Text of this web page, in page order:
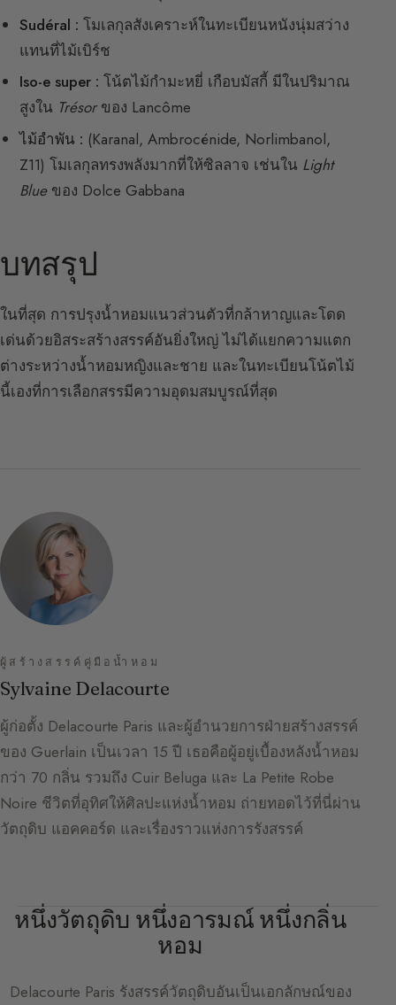
Sudéral : โมเลกุลสังเคราะห์ในทะเบียนหนังนุ่มสว่าง
แทนที่ไม้เบิร์ช
Iso-e super : โน้ตไม้กำมะหยี่ เกือบมัสกี้ มีในปริมาณ
สูงใน Trésorของ Lancôme
ไม้อำพัน : (Karanal, Ambrocénide, Norlimbanol,
Z11) โมเลกุลทรงพลังมากที่ให้ซิลลาจ เช่นใน Light
Blueของ Dolce Gabbana
บทสรุป
ในที่สุด การปรุงน้ำหอมแนวส่วนตัวที่กล้าหาญและโดด
เด่นด้วยอิสระสร้างสรรค์อันยิ่งใหญ่ ไม่ได้แยกความแตก
ต่างระหว่างน้ำหอมหญิงและชาย และในทะเบียนโน้ตไม้
นี้เองที่การเลือกสรรมีความอุดมสมบูรณ์ที่สุด
ผู้สร้างสรรค์คู่มือน้ำหอม
Sylvaine Delacourte
ผู้ก่อตั้ง Delacourte Paris และผู้อำนวยการฝ่ายสร้างสรรค์
ของ Guerlain เป็นเวลา 15 ปี เธอคือผู้อยู่เบื้องหลังน้ำหอม
กว่า 70 กลิ่น รวมถึง Cuir Beluga และ La Petite Robe
Noire ชีวิตที่อุทิศให้ศิลปะแห่งน้ำหอม ถ่ายทอดไว้ที่นี่ผ่าน
วัตถุดิบ แอคคอร์ด และเรื่องราวแห่งการรังสรรค์
หนึ่งวัตถุดิบ หนึ่งอารมณ์ หนึ่งกลิ่น
หอม
Delacourte Paris รังสรรค์วัตถุดิบอันเป็นเอกลักษณ์ของ